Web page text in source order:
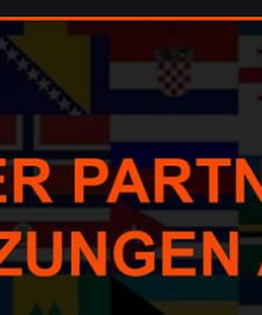
Korrektorat/
bei Guul